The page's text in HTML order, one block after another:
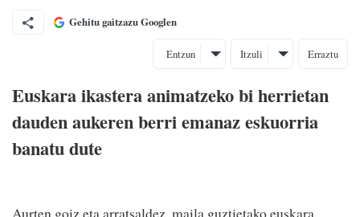
Gehitu gaitzazu Googlen
Entzun Itzuli Erraztu
Euskara ikastera animatzeko bi herrietan
dauden aukeren berri emanaz eskuorria
banatu dute
Aurten goiz eta arratsaldez, maila guztietako euskara